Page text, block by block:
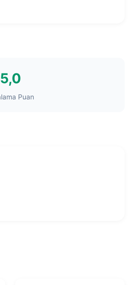
5,0
Puan